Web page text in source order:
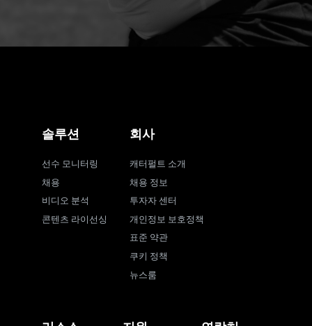
솔루션
선수 모니터링
채용
비디오 분석
콘텐츠 라이선싱
회사
캐터펄트 소개
채용 정보
투자자 센터
개인정보 보호정책
표준 약관
쿠키 정책
뉴스룸